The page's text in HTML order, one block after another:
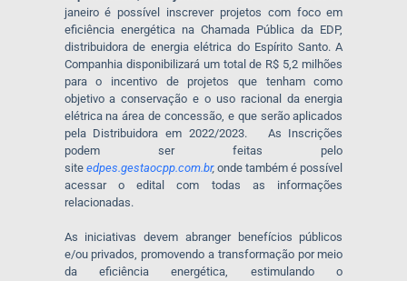
janeiro é possível inscrever projetos com foco em
eficiência energética na Chamada Pública da EDP,
distribuidora de energia elétrica do Espírito Santo.A
Companhia disponibilizará um total de R$ 5,2 milhões
para o incentivo de projetos que tenham como
objetivo a conservação e o uso racional da energia
elétrica na área de concessão, e que serão aplicados
pela Distribuidora em 2022/2023. As Inscrições
podem ser feitas pelo
site edpes.gestaocpp.com.br, onde também é possível
acessar o edital com todas as informações
relacionadas.
As iniciativas devem abranger benefícios públicos
e/ou privados, promovendo a transformação por meio
da eficiência energética, estimulando o